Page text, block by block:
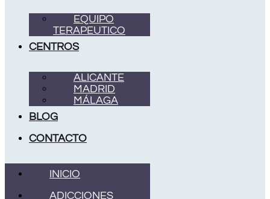
EQUIPO
TERAPEUTICO
CENTROS
ALICANTE
MADRID
MÁLAGA
BLOG
CONTACTO
INICIO
ADICCIONES